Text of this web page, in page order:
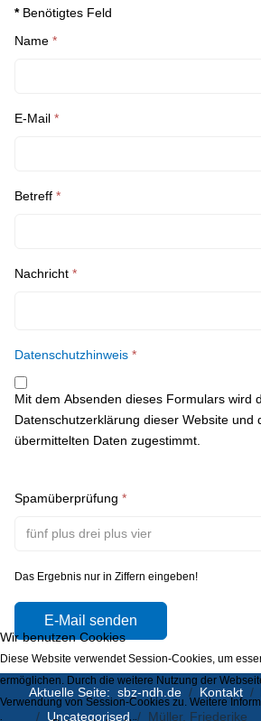
*Benötigtes Feld
Name *
E-Mail *
Betreff *
Nachricht *
Datenschutzhinweis *
Mit dem Absenden dieses Formulars wird
Datenschutzerklärung dieser Website und
übermittelten Daten zugestimmt.
Spamüberprüfung*
Das Ergebnis nur in Ziffern eingeben!
E-Mail senden
Aktuelle Seite:sbz-ndh.de Kontakt
Uncategorised
Müller, Friederike
Wir benutzen Cookies
Diese Website verwendet Session-Cookies, um
ermöglichen. Durch die weitere Nutzung der
Verwendung von Session-Cookies zu. Weitere